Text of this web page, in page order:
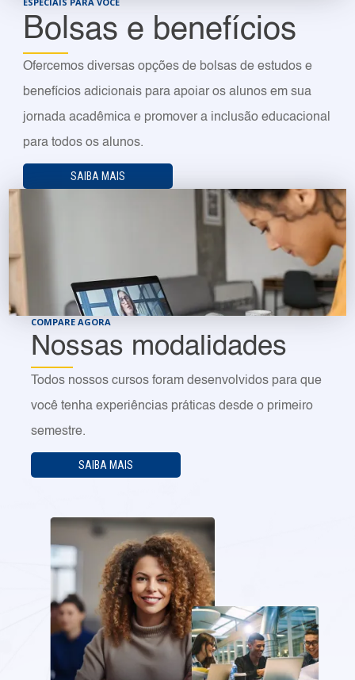
Bolsas e benefícios
Ofercemos diversas opções de bolsas de estudos e
benefícios adicionais para apoiar os alunos em sua
jornada acadêmica e promover a inclusão educacional
para todos os alunos.
SAIBA MAIS
COMPARE AGORA
Nossas modalidades
Todos nossos cursos foram desenvolvidos para que
você tenha experiências práticas desde o primeiro
semestre.
SAIBA MAIS